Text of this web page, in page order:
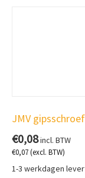
JMV
€0,08incl. BTW
€0,07(excl. BTW)
1-3 werkdagen